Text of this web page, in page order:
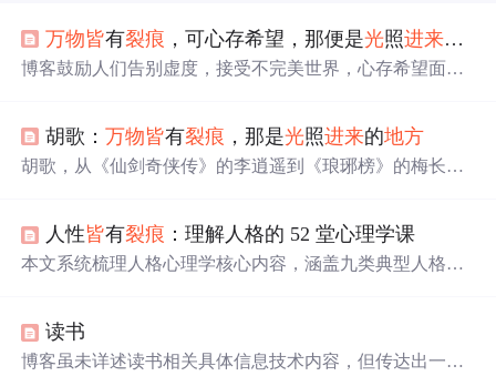
万物皆有裂痕 ，可心存希望，那便是光照进来的
博客鼓励人们告别虚度，接受不完美世界，心存希望面对
然热爱生活。
胡歌：万物皆有裂痕 ，那是光照进来的地方
胡歌，从《仙剑奇侠传》的李逍遥到《琅琊榜》的梅长
生活的深刻理解。
人性皆有裂痕 ：理解人格的 52 堂心理学课
本文系统梳理人格心理学核心内容，涵盖九类典型人格障
恋理论（安全型、焦虑型、回避型）；对比精神分析、人
本主义、特质流派（大五人格OCEAN）等主要理论视角；
读书
博客虽未详述读书相关具体信息技术内容，但传达出一种